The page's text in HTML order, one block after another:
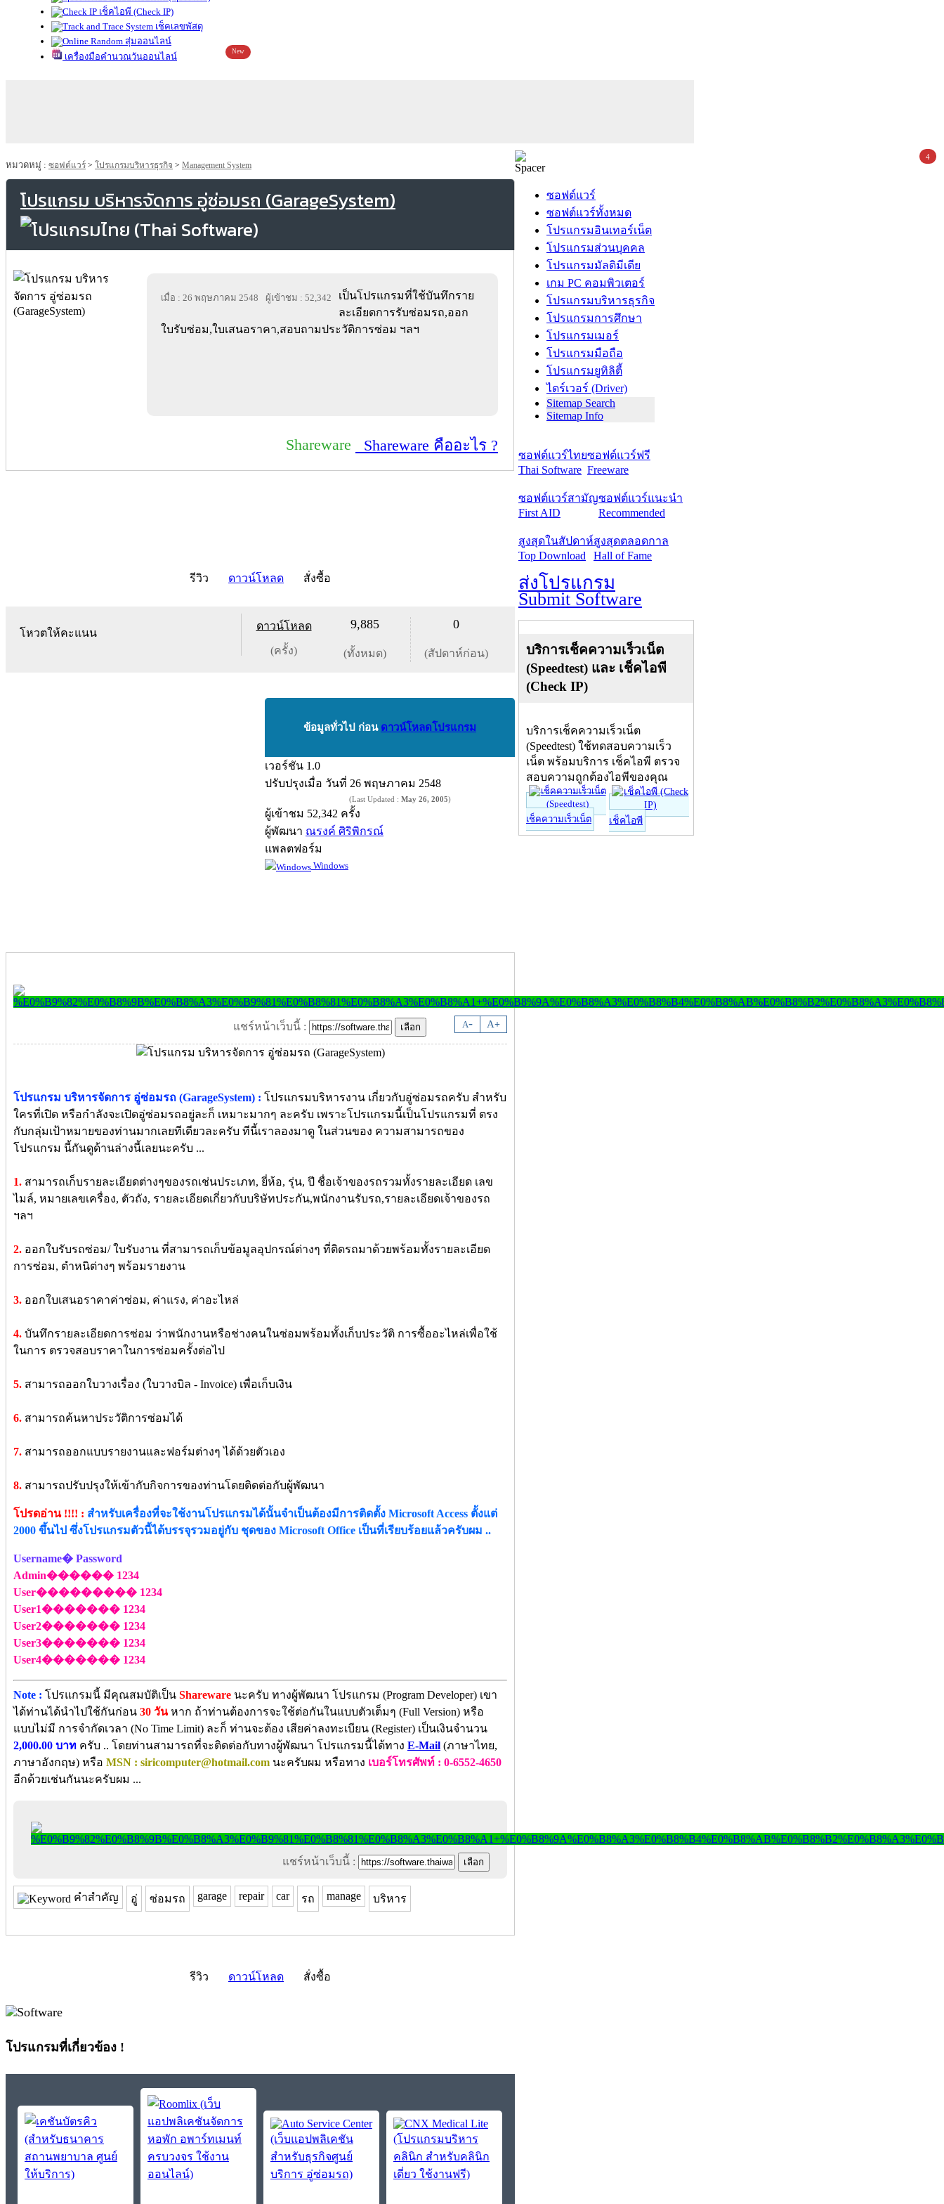
เช็คไอพี (Check IP)
เช็คเลขพัสดุ
สุ่มออนไลน์
เครื่องมือคำนวณวันออนไลน์
New
หมวดหมู่ : ซอฟต์แวร์ > โปรแกรมบริหารธุรกิจ > Management System
โปรแกรม บริหารจัดการ อู่ซ่อมรถ (GarageSystem)
เมื่อ : 26 พฤษภาคม 2548 ผู้เข้าชม : 52,342
เป็นโปรแกรมที่ใช้บันทึกราย
ละเอียดการรับซ่อมรถ,ออก
ใบรับซ่อม,ใบเสนอราคา,สอบถามประวัติการซ่อม ฯลฯ
Shareware Shareware คืออะไร ?
รีวิว ดาวน์โหลด สั่งซื้อ
โหวตให้คะแนน
ดาวน์โหลด
(ครั้ง)
9,885
(ทั้งหมด)
0
(สัปดาห์ก่อน)
ข้อมูลทั่วไป ก่อน ดาวน์โหลดโปรแกรม
เวอร์ชัน 1.0
ปรับปรุงเมื่อ วันที่ 26 พฤษภาคม 2548
(Last Updated : May 26, 2005)
ผู้เข้าชม 52,342 ครั้ง
ผู้พัฒนา ณรงค์ ศิริพิกรณ์
แพลตฟอร์ม
Windows
A- A+
แชร์หน้าเว็บนี้ :
โปรแกรม บริหารจัดการ อู่ซ่อมรถ (GarageSystem) : โปรแกรมบริหารงาน เกี่ยวกับอู่ซ่อมรถครับ สำหรับ
ใครที่เปิด หรือกำลังจะเปิดอู่ซ่อมรถอยู่ละก็ เหมาะมากๆ ละครับ เพราะโปรแกรมนี้เป็นโปรแกรมที่ ตรง
กับกลุ่มเป้าหมายของท่านมากเลยทีเดียวละครับ ทีนี้เราลองมาดู ในส่วนของ ความสามารถของ
โปรแกรม นี้กันดูด้านล่างนี้เลยนะครับ ...
1. สามารถเก็บรายละเอียดต่างๆของรถเช่นประเภท, ยี่ห้อ, รุ่น, ปี ชื่อเจ้าของรถรวมทั้งรายละเอียด เลข
ไมล์, หมายเลขเครื่อง, ตัวถัง, รายละเอียดเกี่ยวกับบริษัทประกัน,พนักงานรับรถ,รายละเอียดเจ้าของรถ
ฯลฯ
2. ออกใบรับรถซ่อม/ ใบรับงาน ที่สามารถเก็บข้อมูลอุปกรณ์ต่างๆ ที่ติดรถมาด้วยพร้อมทั้งรายละเอียด
การซ่อม, ตำหนิต่างๆ พร้อมรายงาน
3. ออกใบเสนอราคาค่าซ่อม, ค่าแรง, ค่าอะไหล่
4. บันทึกรายละเอียดการซ่อม ว่าพนักงานหรือช่างคนในซ่อมพร้อมทั้งเก็บประวัติ การซื้ออะไหล่เพื่อใช้
ในการ ตรวจสอบราคาในการซ่อมครั้งต่อไป
5. สามารถออกใบวางเรื่อง (ใบวางบิล - Invoice) เพื่อเก็บเงิน
6. สามารถค้นหาประวัติการซ่อมได้
7. สามารถออกแบบรายงานและฟอร์มต่างๆ ได้ด้วยตัวเอง
8. สามารถปรับปรุงให้เข้ากับกิจการของท่านโดยติดต่อกับผู้พัฒนา
โปรดอ่าน !!!! : สำหรับเครื่องที่จะใช้งานโปรแกรมได้นั้นจำเป็นต้องมีการติดตั้ง Microsoft Access ตั้งแต่
2000 ขึ้นไป ซึ่งโปรแกรมตัวนี้ได้บรรจุรวมอยู่กับ ชุดของ Microsoft Office เป็นที่เรียบร้อยแล้วครับผม ..
Username� Password
Admin������ 1234
User��������� 1234
User1������� 1234
User2������� 1234
User3������� 1234
User4������� 1234
Note : โปรแกรมนี้ มีคุณสมบัติเป็น Shareware นะครับ ทางผู้พัฒนา โปรแกรม (Program Developer) เขา
ได้ท่านได้นำไปใช้กันก่อน 30 วันหาก ถ้าท่านต้องการจะใช้ต่อกันในแบบตัวเต็มๆ (Full Version) หรือ
แบบไม่มี การจำกัดเวลา (No Time Limit) ละก็ ท่านจะต้อง เสียค่าลงทะเบียน (Register) เป็นเงินจำนวน
2,000.00 บาท ครับ .. โดยท่านสามารถที่จะติดต่อกับทางผู้พัฒนา โปรแกรมนี้ได้ทาง E-Mail (ภาษาไทย,
ภาษาอังกฤษ) หรือ MSN : siricomputer@hotmail.com นะครับผม หรือทาง เบอร์โทรศัพท์ : 0-6552-4650
อีกด้วยเช่นกันนะครับผม ...
แชร์หน้าเว็บนี้ :
คำสำคัญ อู่ ซ่อมรถ garage repair car รถ manage บริหาร
รีวิว ดาวน์โหลด สั่งซื้อ
โปรแกรมที่เกี่ยวข้อง !
ซอฟต์แวร์
ซอฟต์แวร์ทั้งหมด
โปรแกรมอินเทอร์เน็ต
โปรแกรมส่วนบุคคล
โปรแกรมมัลติมีเดีย
เกม PC คอมพิวเตอร์
โปรแกรมบริหารธุรกิจ
โปรแกรมการศึกษา
โปรแกรมเมอร์
โปรแกรมมือถือ
โปรแกรมยูทิลิตี้
ไดร์เวอร์ (Driver)
Sitemap Search
Sitemap Info
ซอฟต์แวร์ไทย
Thai Software
ซอฟต์แวร์ฟรี
Freeware
ซอฟต์แวร์สามัญ
First AID
ซอฟต์แวร์แนะนำ
Recommended
สูงสุดในสัปดาห์
Top Download
สูงสุดตลอดกาล
Hall of Fame
ส่งโปรแกรม
Submit Software
บริการเช็คความเร็วเน็ต
(Speedtest) และ เช็คไอพี
(Check IP)
บริการเช็คความเร็วเน็ต
(Speedtest) ใช้ทดสอบความเร็ว
เน็ต พร้อมบริการ เช็คไอพี ตรวจ
สอบความถูกต้องไอพีของคุณ
เช็คความเร็วเน็ต เช็คไอพี
4